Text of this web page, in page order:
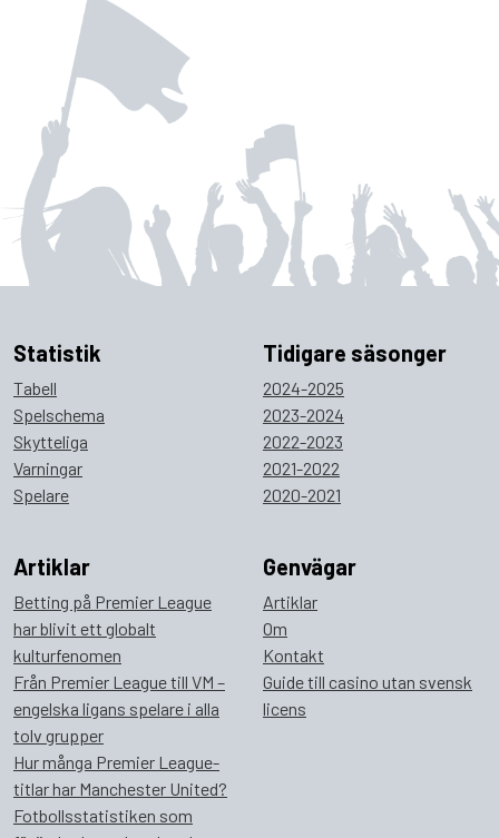
Statistik
Tabell
Spelschema
Skytteliga
Varningar
Spelare
Tidigare säsonger
2024-2025
2023-2024
2022-2023
2021-2022
2020-2021
Artiklar
Betting på Premier League
har blivit ett globalt
kulturfenomen
Från Premier League till VM –
engelska ligans spelare i alla
tolv grupper
Hur många Premier League-
titlar har Manchester United?
Fotbollsstatistiken som
Genvägar
Artiklar
Om
Kontakt
Guide till casino utan svensk
licens